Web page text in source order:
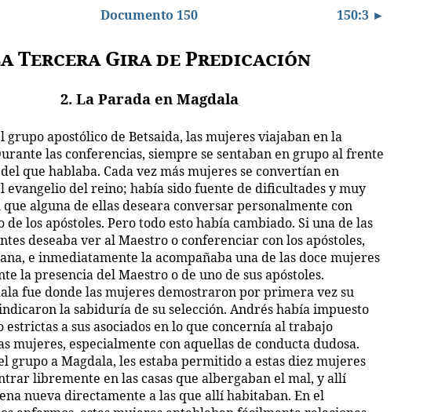
Documento 150 150:3 ►
Tercera Gira de Predicación
2. La Parada en Magdala
grupo apostólico de Betsaida, las mujeres viajaban en la
las conferencias, siempre se sentaban en grupo al frente
que hablaba. Cada vez más mujeres se convertían en
evangelio del reino; había sido fuente de dificultades y muy
que alguna de ellas deseara conversar personalmente con
de los apóstoles. Pero todo esto había cambiado. Si una de las
deseaba ver al Maestro o conferenciar con los apóstoles,
e inmediatamente la acompañaba una de las doce mujeres
la presencia del Maestro o de uno de sus apóstoles.
fue donde las mujeres demostraron por primera vez su
la sabiduría de su selección. Andrés había impuesto
estrictas a sus asociados en lo que concernía al trabajo
mujeres, especialmente con aquellas de conducta dudosa.
grupo a Magdala, les estaba permitido a estas diez mujeres
libremente en las casas que albergaban el mal, y allí
nueva directamente a las que allí habitaban. En el